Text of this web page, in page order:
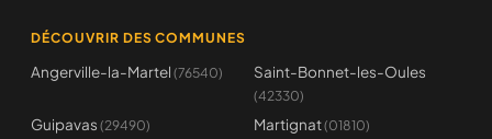
DÉCOUVRIR DES COMMUNES
Angerville-la-Martel (76540) Saint-Bonnet-les-Oules
(42330)
Guipavas (29490) Martignat(01810)